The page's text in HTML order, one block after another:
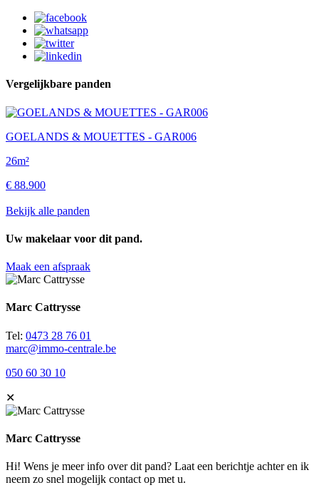
Vergelijkbare panden
GOELANDS & MOUETTES - GAR006
26m²
€ 88.900
Bekijk alle panden
Uw makelaar voor dit pand.
Maak een afspraak
Marc Cattrysse
Tel: 0473 28 76 01
marc@immo-centrale.be
050 60 30 10
✕
Marc Cattrysse
Hi! Wens je meer info over dit pand? Laat een berichtje achter en ik
neem zo snel mogelijk contact op met u.